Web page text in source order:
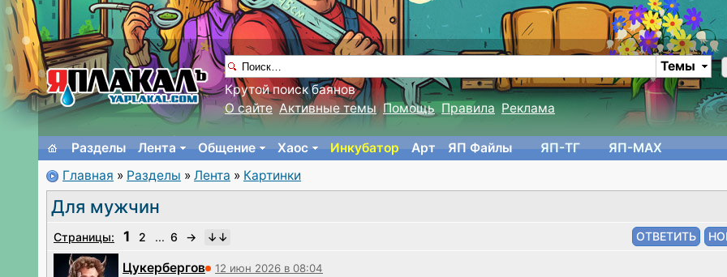
Темы
Крутой поиск баянов
О сайте Активные темы Помощь Правила Реклама
Разделы Лента Общение Хаос Инкубатор Арт ЯП Файлы ЯП-TГ
ЯП-MAX
Главная » Разделы » Лента » Картинки
Для мужчин⁠
Страницы: 1 2 ... 6 →
Цукербергов 12 июн 2026 в 08:04